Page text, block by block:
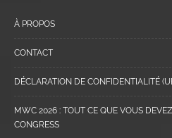
À PROPOS
CONTACT
DÉCLARATION DE CONFIDENTIALITÉ
MWC 2026 : TOUT CE QUE VOUS
CONGRESS